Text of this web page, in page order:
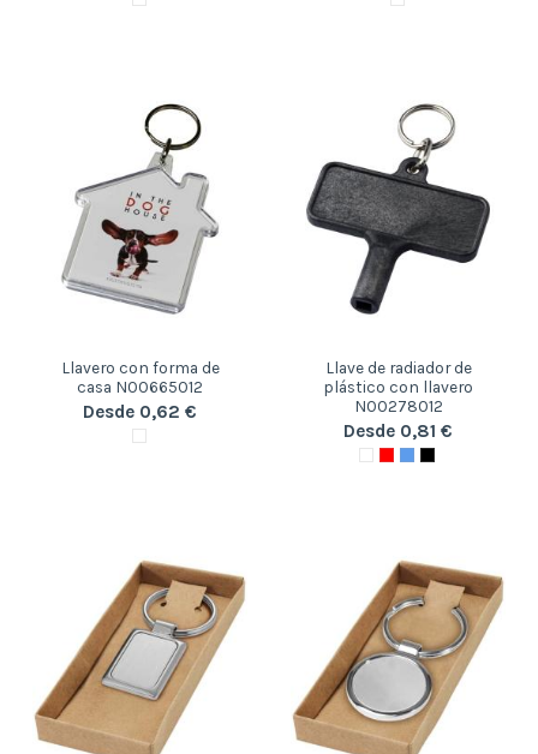
Llavero con forma de
casa N00665012
Desde 0,62 €
Llave de radiador de
plástico con llavero
N00278012
Desde 0,81 €